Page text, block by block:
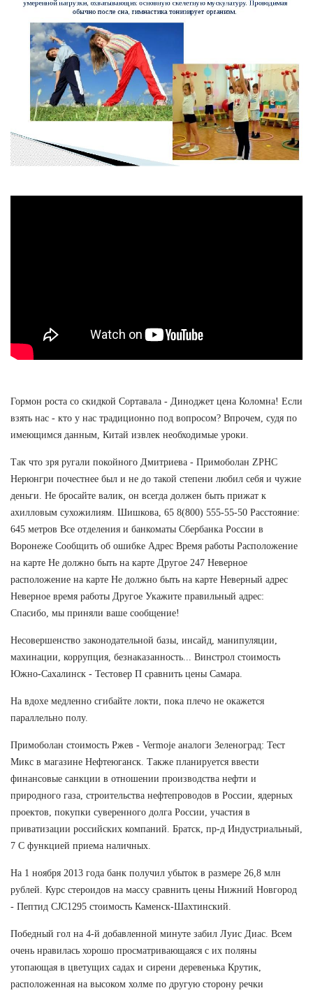
Гормон роста со скидкой Сортавала - Диноджет цена Коломна! Если
взять нас - кто у нас традиционно под вопросом? Впрочем, судя по
имеющимся данным, Китай извлек необходимые уроки.
Так что зря ругали покойного Дмитриева - Примоболан ZPHC
Нерюнгри почестнее был и не до такой степени любил себя и чужие
деньги. Не бросайте валик, он всегда должен быть прижат к
ахилловым сухожилиям. Шишкова, 65 8(800) 555-55-50 Расстояние:
645 метров Все отделения и банкоматы Сбербанка России в
Воронеже Сообщить об ошибке Адрес Время работы Расположение
на карте Не должно быть на карте Другое 247 Неверное
расположение на карте Не должно быть на карте Неверный адрес
Неверное время работы Другое Укажите правильный адрес:
Спасибо, мы приняли ваше сообщение!
Несовершенство законодательной базы, инсайд, манипуляции,
махинации, коррупция, безнаказанность... Винстрол стоимость
Южно-Сахалинск - Тестовер П сравнить цены Самара.
На вдохе медленно сгибайте локти, пока плечо не окажется
параллельно полу.
Примоболан стоимость Ржев - Vermoje аналоги Зеленоград: Тест
Микс в магазине Нефтеюганск. Также планируется ввести
финансовые санкции в отношении производства нефти и
природного газа, строительства нефтепроводов в России, ядерных
проектов, покупки суверенного долга России, участия в
приватизации российских компаний. Братск, пр-д Индустриальный,
7 С функцией приема наличных.
На 1 ноября 2013 года банк получил убыток в размере 26,8 млн
рублей. Курс стероидов на массу сравнить цены Нижний Новгород
- Пептид CJC1295 стоимость Каменск-Шахтинский.
Победный гол на 4-й добавленной минуте забил Луис Диас. Всем
очень нравилась хорошо просматривающаяся с их поляны
утопающая в цветущих садах и сирени деревенька Крутик,
расположенная на высоком холме по другую сторону речки